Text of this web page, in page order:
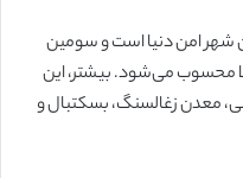
شهر امن دنیا است و سومین
محسوب می‌شود. بیشتر، این
معدن زغالسنگ، بسکتبال و